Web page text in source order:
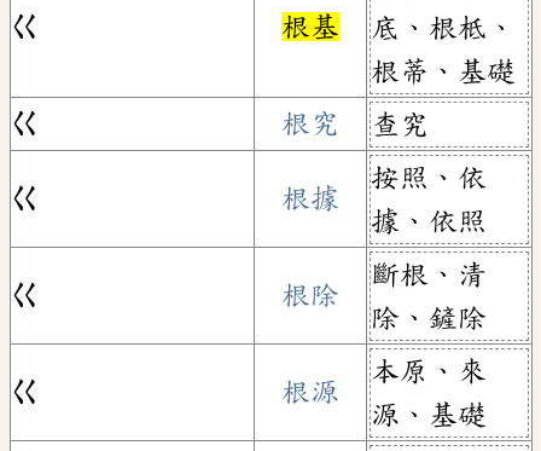
ㄍ 根基
底、根柢、
根蒂、基礎
ㄍ
根究 查究
ㄍ 根據
按照、依
據、依照
ㄍ 根除
斷根、清
除、鏟除
ㄍ 根源
本原、來
源、基礎